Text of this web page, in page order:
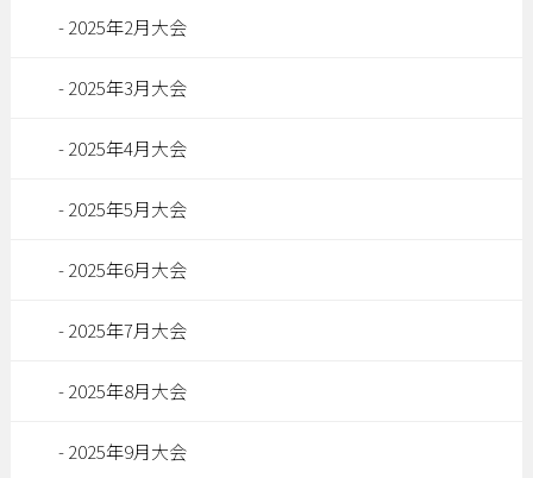
2025年2月大会
2025年3月大会
2025年4月大会
2025年5月大会
2025年6月大会
2025年7月大会
2025年8月大会
2025年9月大会